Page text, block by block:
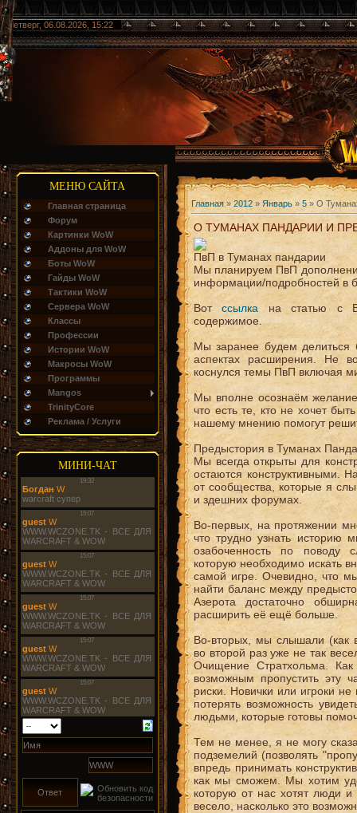
Четверг, 06.08.2026, 15:22
МЕНЮ САЙТА
Главная страница
Форум
Картинки WoW
Аддоны для WoW
Боты WoW
Гайды WoW
Тактики WoW
Сервера WoW
Классы
Профессии
Истории WoW
Макросы WoW
Программы
Mangos
TrinityCore
Реклама / Услуги
МИНИ-ЧАТ
Главная»2012 » Январь » 5 » О
О ТУМАНАХ ПАНДАРИИ И
ПвП в Туманах пандарии
Мы планируем ПвП
информации/подробностей в
Вотссылка на статью с
содержимое.
Мы заранее будем делиться
аспектах расширения. Не
коснулся темы ПвП включая
Мы вполне осознаём
что есть те, кто не хочет
нашему мнению помогут
Предыстория в Туманах
Мы всегда открыты для
остаются конструктивными.
от сообщества, которые я
и здешних форумах.
Во-первых, на протяжении
что трудно узнать историю
озабоченность по поводу
которую необходимо искать
самой игре. Очевидно, что
найти баланс между
Азерота достаточно
расширить её ещё больше.
Во-вторых, мы слышали (как
во второй раз уже не так
Очищение Стратхольма.
возможным пропустить эту
риски. Новички или игроки
потерять возможность
людьми, которые готовы
Тем не менее, я не могу
подземелий (позволять
впредь принимать
как мы сможем. Мы хотим
которую от нас хотят люди
весело, насколько это